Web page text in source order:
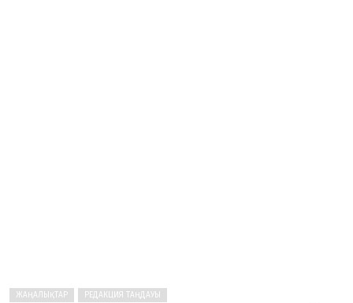
ЖАҢАЛЫҚТАР РЕДАКЦИЯ ТАҢДАУЫ